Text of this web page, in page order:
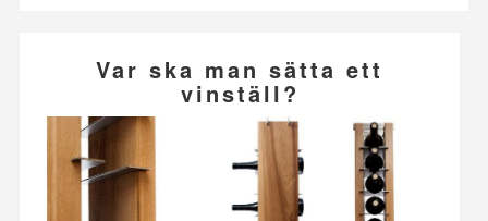
Var ska man sätta ett
vinställ?